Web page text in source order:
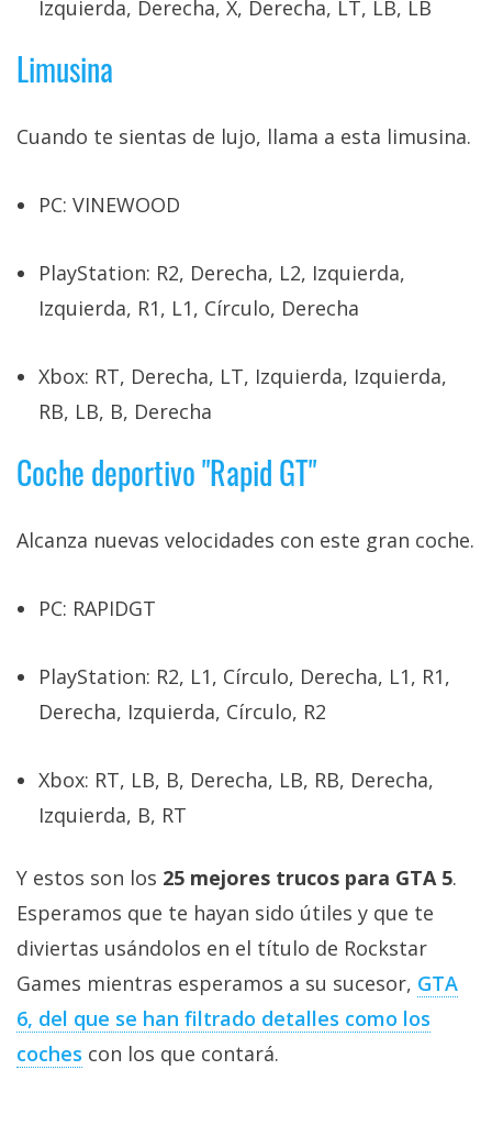
Izquierda, Derecha, X, Derecha, LT, LB, LB
Limusina
Cuando te sientas de lujo, llama a esta limusina.
PC: VINEWOOD
PlayStation: R2, Derecha, L2, Izquierda,
Izquierda, R1, L1, Círculo, Derecha
Xbox: RT, Derecha, LT, Izquierda, Izquierda,
RB, LB, B, Derecha
Coche deportivo "Rapid GT"
Alcanza nuevas velocidades con este gran coche.
PC: RAPIDGT
PlayStation: R2, L1, Círculo, Derecha, L1, R1,
Derecha, Izquierda, Círculo, R2
Xbox: RT, LB, B, Derecha, LB, RB, Derecha,
Izquierda, B, RT
Y estos son los 25 mejores trucos para GTA 5.
Esperamos que te hayan sido útiles y que te
diviertas usándolos en el título de Rockstar
Games mientras esperamos a su sucesor, GTA
6, del que se han filtrado detalles como los
coches con los que contará.